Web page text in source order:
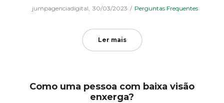
jumpagenciadigital Posted
30/03/2023
Posted
Perguntas Frequentes
Ler mais
Como uma pessoa com baixa visão
enxerga?